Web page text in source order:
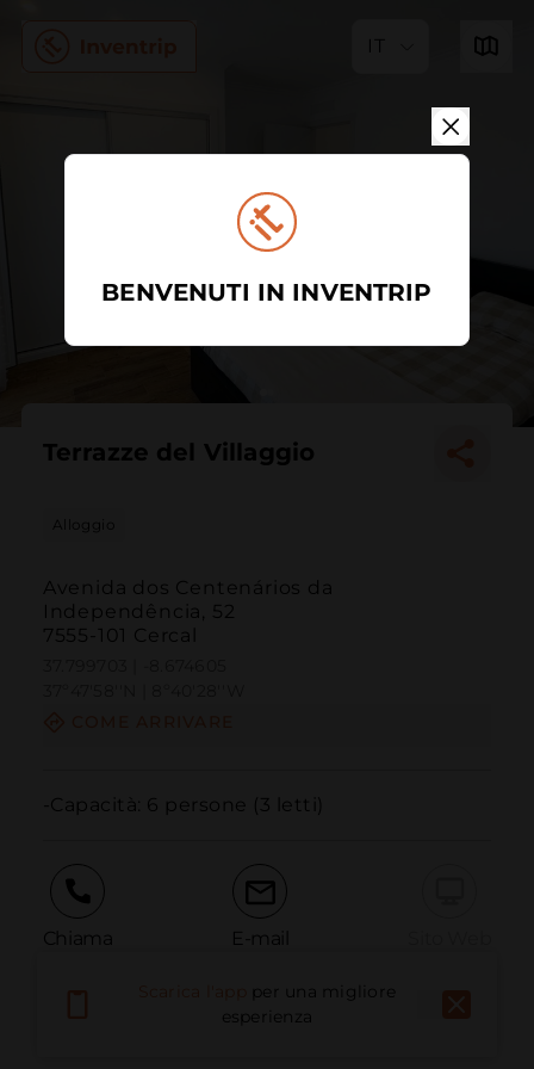
IT
Terrazze del Villaggio
Alloggio
Avenida dos Centenários da
Independência, 52
7555-101 Cercal
-Capacità: 6 persone (3 letti)
Chiama E-mail
Segnala problema
per una migliore
esperienza
BENVENUTI IN INVENTRIP